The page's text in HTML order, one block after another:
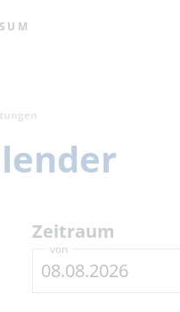
Zeitraum
von